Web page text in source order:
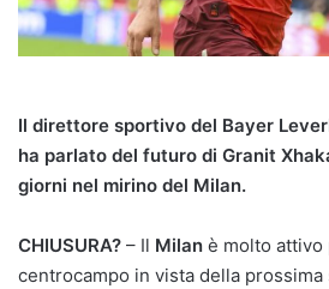
Il direttore sportivo del Bayer
ha parlato del futuro di Granit
giorni nel mirino del Milan.
CHIUSURA? – Il Milan è molto
centrocampo in vista della